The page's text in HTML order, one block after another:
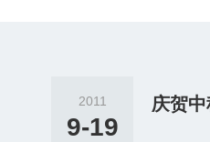
2011
9-19
庆贺